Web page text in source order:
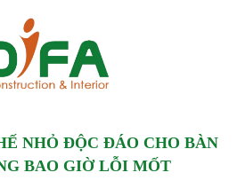
NHỎ ĐỘC ĐÁO CHO BÀN
BAO GIỜ LỖI MỐT